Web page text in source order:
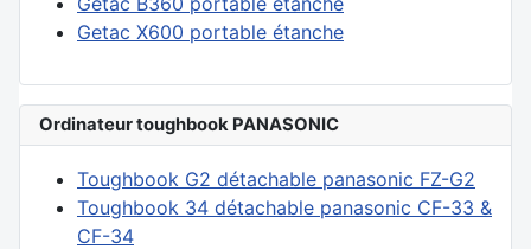
Getac X600 portable étanche
Ordinateur toughbook PANASONIC
Toughbook G2 détachable panasonic FZ-G2
Toughbook 34 détachable panasonic CF-33 &
CF-34